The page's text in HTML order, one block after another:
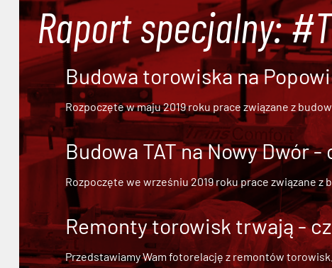
Raport specjalny:
Budowa torowiska na
Rozpoczęte w maju 2019 roku prace związane z
Budowa TAT na Nowy Dwór -
Rozpoczęte we wrześniu 2019 roku prace związane z
Remonty torowisk trwają -
Przedstawiamy Wam fotorelację z remontów